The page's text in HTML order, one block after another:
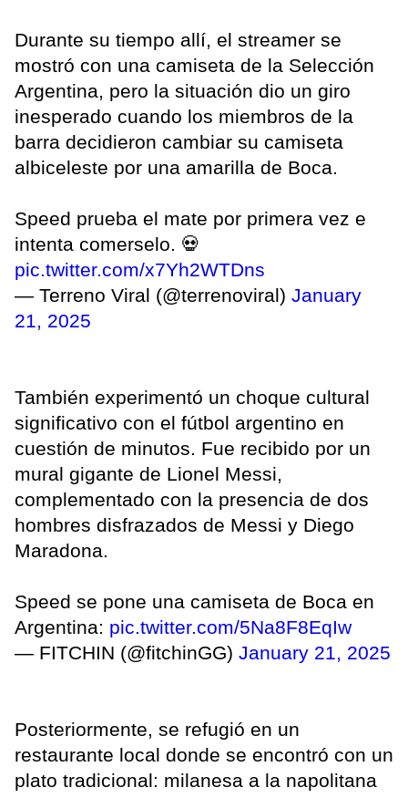
Durante su tiempo allí, el streamer se
mostró con una camiseta de la Selección
Argentina, pero la situación dio un giro
inesperado cuando los miembros de la
barra decidieron cambiar su camiseta
albiceleste por una amarilla de Boca.
Speed prueba el mate por primera vez e
intenta comerselo. 💀
pic.twitter.com/x7Yh2WTDns
— Terreno Viral (@terrenoviral) January
21, 2025
También experimentó un choque cultural
significativo con el fútbol argentino en
cuestión de minutos. Fue recibido por un
mural gigante de Lionel Messi,
complementado con la presencia de dos
hombres disfrazados de Messi y Diego
Maradona.
Speed se pone una camiseta de Boca en
Argentina: pic.twitter.com/5Na8F8EqIw
— FITCHIN (@fitchinGG) January 21, 2025
Posteriormente, se refugió en un
restaurante local donde se encontró con un
plato tradicional: milanesa a la napolitana